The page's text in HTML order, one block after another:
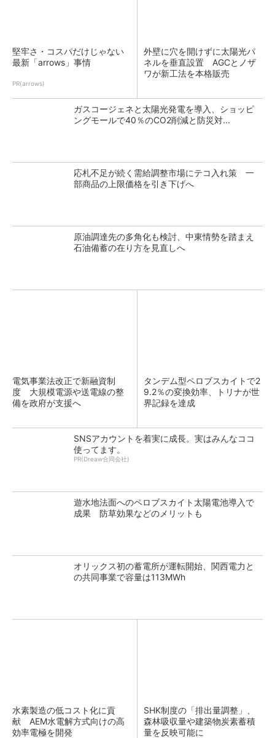
堅牢さ・コスパだけじゃない
最新「arrows」事情
PR(arrows)
外壁に穴を開けずに太陽光パ
ネルを垂直設置 AGCとノザ
ワが新工法を本格販売
ガスコージェネと太陽光発電を導入、ショッピ
ングモールで40％のCO2削減と防災対...
応札不足が続く需給調整市場にテコ入れ策 一
部商品の上限価格を引き下げへ
原油調達先の多角化も検討、中東情勢を踏まえ
石油備蓄の在り方を見直しへ
電気事業法改正で新融資制
度 大規模電源や送電線の整
備を政府が支援へ
タンデム型ペロブスカイトで2
9.2％の変換効率、トリナが世
界記録を達成
SNSアカウントを着実に成長。実はみんなココ
使ってます。
PR(Dreaw合同会社)
遊水地法面へのペロブスカイト太陽電池導入で
成果 防草効果などのメリットも
オリックス初の蓄電所が運転開始、関西電力と
の共同事業で容量は113MWh
水素製造の低コスト化に貢
献 AEM水電解方式向けの高
効率電極を開発
SHK制度の「排出量調整」、
森林吸収量や建築物炭素蓄積
量を反映可能に